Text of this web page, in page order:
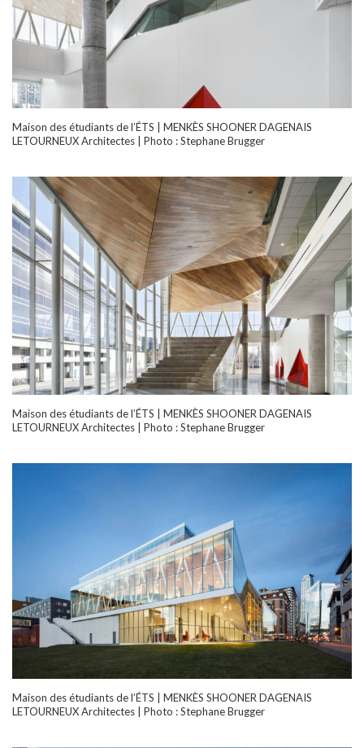
Maison des étudiants de l’ÉTS | MENKÈS SHOONER DAGENAIS
LETOURNEUX Architectes | Photo : Stephane Brugger
Maison des étudiants de l’ÉTS | MENKÈS SHOONER DAGENAIS
LETOURNEUX Architectes | Photo : Stephane Brugger
Maison des étudiants de l’ÉTS | MENKÈS SHOONER DAGENAIS
LETOURNEUX Architectes | Photo : Stephane Brugger